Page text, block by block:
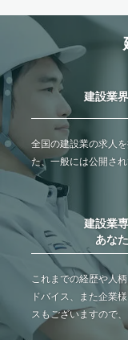
建設業
全国の建設業の求人
た、一般には公開さ
建設業
あな
これまでの経歴や人
ドバイス、また企業
スもございますので